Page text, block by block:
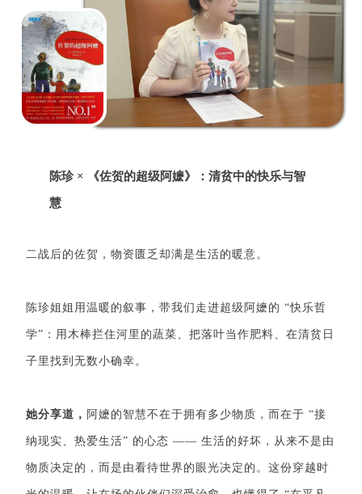
陈珍 × 《佐贺的超级阿嬷》：清贫中的快乐与智
慧
二战后的佐贺，物资匮乏却满是生活的暖意。
陈珍姐姐用温暖的叙事，带我们走进超级阿嬷的 “快乐哲
学”：用木棒拦住河里的蔬菜、把落叶当作肥料、在清贫日
子里找到无数小确幸。
她分享道， 阿嬷的智慧不在于拥有多少物质，而在于 “接
纳现实、热爱生活” 的心态 —— 生活的好坏，从来不是由
物质决定的，而是由看待世界的眼光决定的。这份穿越时